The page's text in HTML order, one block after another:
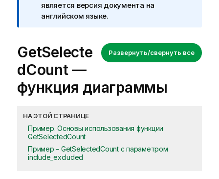
является версия документа на
английском языке.
Развернуть/свернуть все
GetSelecte
dCount—
функция диаграммы
НА ЭТОЙ СТРАНИЦЕ
Пример. Основы использования функции
GetSelectedCount
Пример – GetSelectedCount с параметром
include_excluded